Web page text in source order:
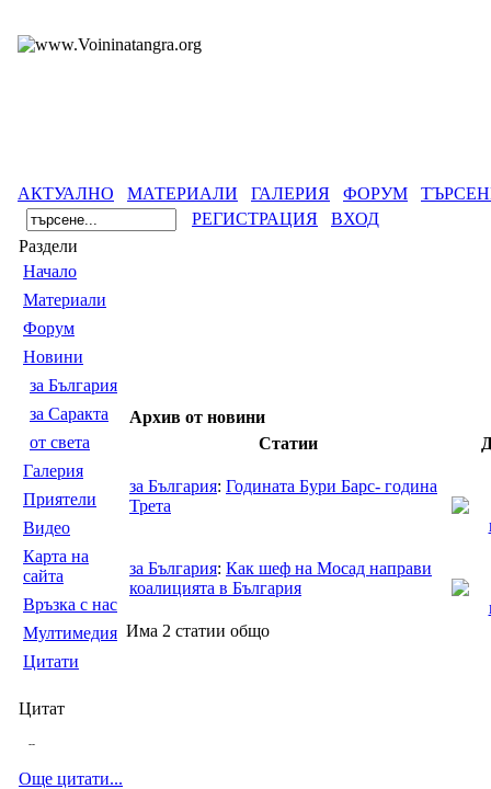
АКТУАЛНО МАТЕРИАЛИ ГАЛЕРИЯ ФОРУМ
РЕГИСТРАЦИЯ
ВХОД
Раздели
Началo
Материали
Форум
Новини
за България
за Саракта
от света
Галерия
Приятели
Видео
Карта на
сайта
Връзка с нас
Мултимедия
Цитати
Цитат
--
Още цитати...
Архив от новини
Статии
за България: Годината Бури Барс- година
Трета
за България: Как шеф на Мосад направи
коалицията в България
Има 2 статии общо